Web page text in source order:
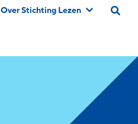
Over Stichting Lezen